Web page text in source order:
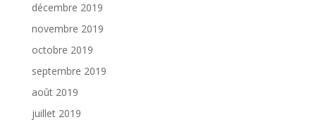
décembre 2019
novembre 2019
octobre 2019
septembre 2019
août 2019
juillet 2019